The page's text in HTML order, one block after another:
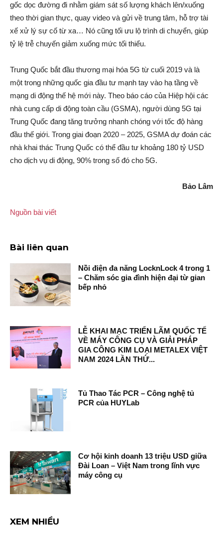
gốc dọc đường đi nhằm giám sát số lượng khách lên/xuống
theo thời gian thực, quay video và gửi về trung tâm, hỗ trợ tài
xế xử lý sự cố từ xa… Nó cũng tối ưu lộ trình di chuyển, giúp
tỷ lệ trễ chuyến giảm xuống mức tối thiểu.
Trung Quốc bắt đầu thương mại hóa 5G từ cuối 2019 và là
một trong những quốc gia đầu tư mạnh tay vào hạ tầng về
mạng di động thế hệ mới này. Theo báo cáo của Hiệp hội các
nhà cung cấp di động toàn cầu (GSMA), người dùng 5G tại
Trung Quốc đang tăng trưởng nhanh chóng với tốc độ hàng
đầu thế giới. Trong giai đoạn 2020 – 2025, GSMA dự đoán các
nhà khai thác Trung Quốc có thể đầu tư khoảng 180 tỷ USD
cho dịch vụ di động, 90% trong số đó cho 5G.
Bảo Lâm
Nguồn bài viết
Bài liên quan
Nồi điện đa năng LocknLock 4 trong 1
– Chăm sóc gia đình hiện đại từ gian
bếp nhỏ
LỄ KHAI MẠC TRIỂN LÃM QUỐC TẾ
VỀ MÁY CÔNG CỤ VÀ GIẢI PHÁP
GIA CÔNG KIM LOẠI METALEX VIỆT
NAM 2024 LẦN THỨ...
Tủ Thao Tác PCR – Công nghệ tủ
PCR của HUYLab
Cơ hội kinh doanh 13 triệu USD giữa
Đài Loan – Việt Nam trong lĩnh vực
máy công cụ
XEM NHIỀU